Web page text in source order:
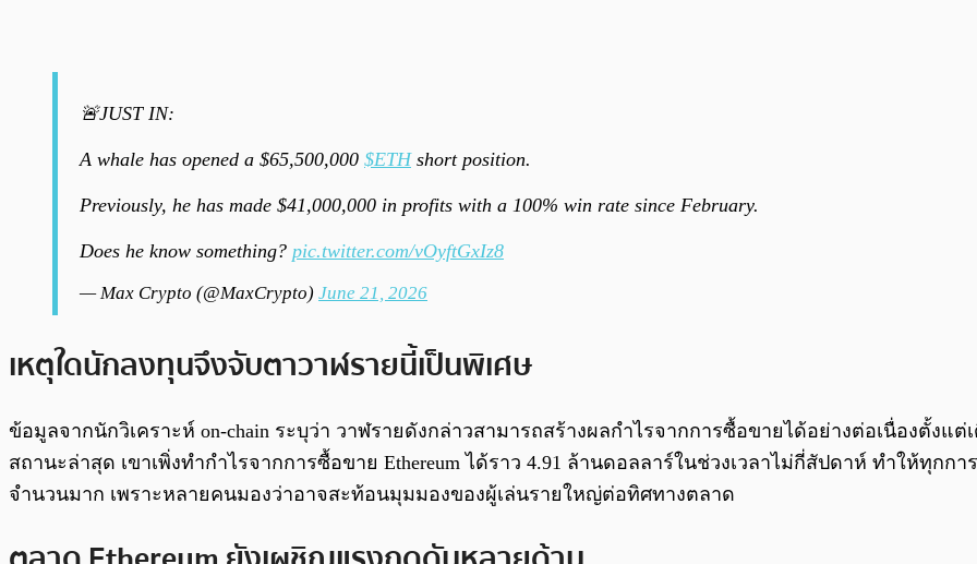
🚨JUST IN:
A whale has opened a $65,500,000 $ETHshort position.
Previously, he has made $41,000,000 in profits with a 100% win rate since February.
Does he know something? pic.twitter.com/vOyftGxIz8
— Max Crypto (@MaxCrypto) June 21, 2026
เหตุใดนักลงทุนจึงจับตาวาฬรายนี้เป็นพิเศษ
ข้อมูลจากนักวิเคราะห์ on-chain ระบุว่า วาฬรายดังกล่าวสามารถสร้างผลกำไรจากการซื้อขายได้อย่างต่อเนื่องตั้งแ
สถานะล่าสุด เขาเพิ่งทำกำไรจากการซื้อขาย Ethereum ได้ราว 4.91 ล้านดอลลาร์ในช่วงเวลาไม่กี่สัปดาห์ ทำให้ทุกก
จำนวนมาก เพราะหลายคนมองว่าอาจสะท้อนมุมมองของผู้เล่นรายใหญ่ต่อทิศทางตลาด